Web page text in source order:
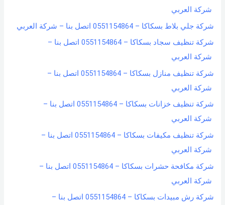
شركة العربي
شركة جلي بلاط بسكاكا – 0551154864 اتصل بنا – شركة العربي
شركة تنظيف سجاد بسكاكا – 0551154864 اتصل بنا –
شركة العربي
شركة تنظيف منازل بسكاكا – 0551154864 اتصل بنا –
شركة العربي
شركة تنظيف خزانات بسكاكا – 0551154864 اتصل بنا –
شركة العربي
شركة تنظيف مكيفات بسكاكا – 0551154864 اتصل بنا –
شركة العربي
شركة مكافحة حشرات بسكاكا – 0551154864 اتصل بنا –
شركة العربي
شركة رش مبيدات بسكاكا – 0551154864 اتصل بنا –